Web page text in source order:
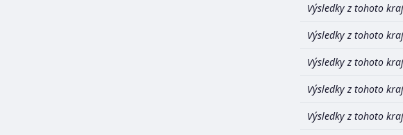
Výsledky z tohoto
Výsledky z tohoto
Výsledky z tohoto
Výsledky z tohoto
Výsledky z tohoto